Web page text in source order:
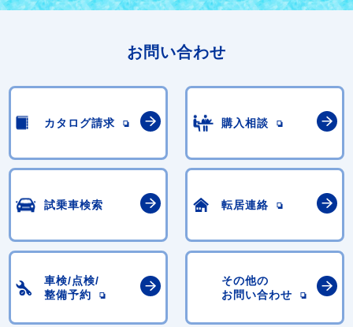
お問い合わせ
カタログ請求 購入相談
試乗車検索 転居連絡
車検/点検/
整備予約
その他の
お問い合わせ